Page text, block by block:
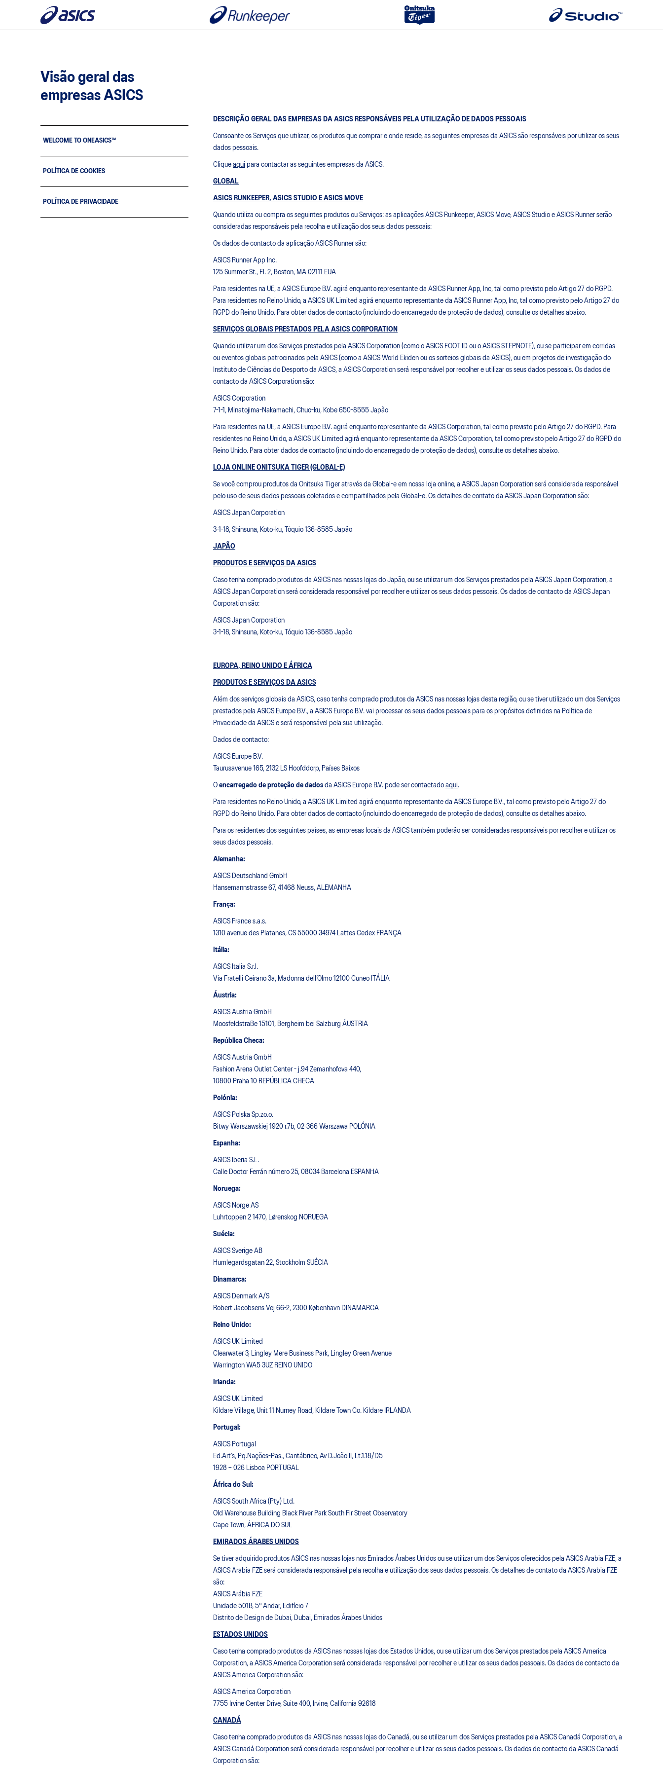
Visão geral das
empresas ASICS
WELCOME TO ONEASICS™
POLÍTICA DE COOKIES
POLÍTICA DE PRIVACIDADE
DESCRIÇÃO GERAL DAS EMPRESAS DA ASICS RESPONSÁVEIS PELA UTILIZAÇÃO DE DADOS PESSOAIS
Consoante os Serviços que utilizar, os produtos que comprar e onde reside, as seguintes empresas da ASICS são responsáveis por utilizar os seus
dados pessoais.
Clique aqui para contactar as seguintes empresas da ASICS.
GLOBAL
ASICS RUNKEEPER, ASICS STUDIO E ASICS MOVE
Quando utiliza ou compra os seguintes produtos ou Serviços: as aplicações ASICS Runkeeper, ASICS Move, ASICS Studio e ASICS Runner serão
consideradas responsáveis pela recolha e utilização dos seus dados pessoais:
Os dados de contacto da aplicação ASICS Runner são:
ASICS Runner App Inc.
125 Summer St., Fl. 2, Boston, MA 02111 EUA
Para residentes na UE, a ASICS Europe B.V. agirá enquanto representante da ASICS Runner App, Inc, tal como previsto pelo Artigo 27 do RGPD.
Para residentes no Reino Unido, a ASICS UK Limited agirá enquanto representante da ASICS Runner App, Inc, tal como previsto pelo Artigo 27 do
RGPD do Reino Unido. Para obter dados de contacto (incluindo do encarregado de proteção de dados), consulte os detalhes abaixo.
SERVIÇOS GLOBAIS PRESTADOS PELA ASICS CORPORATION
Quando utilizar um dos Serviços prestados pela ASICS Corporation (como o ASICS FOOT ID ou o ASICS STEPNOTE), ou se participar em corridas
ou eventos globais patrocinados pela ASICS (como a ASICS World Ekiden ou os sorteios globais da ASICS), ou em projetos de investigação do
Instituto de Ciências do Desporto da ASICS, a ASICS Corporation será responsável por recolher e utilizar os seus dados pessoais. Os dados de
contacto da ASICS Corporation são:
ASICS Corporation
7-1-1, Minatojima-Nakamachi, Chuo-ku, Kobe 650-8555 Japão
Para residentes na UE, a ASICS Europe B.V. agirá enquanto representante da ASICS Corporation, tal como previsto pelo Artigo 27 do RGPD. Para
residentes no Reino Unido, a ASICS UK Limited agirá enquanto representante da ASICS Corporation, tal como previsto pelo Artigo 27 do RGPD do
Reino Unido. Para obter dados de contacto (incluindo do encarregado de proteção de dados), consulte os detalhes abaixo.
LOJA ONLINE ONITSUKA TIGER (GLOBAL-E)
Se você comprou produtos da Onitsuka Tiger através da Global-e em nossa loja online, a ASICS Japan Corporation será considerada responsável
pelo uso de seus dados pessoais coletados e compartilhados pela Global-e. Os detalhes de contato da ASICS Japan Corporation são:
ASICS Japan Corporation
3-1-18, Shinsuna, Koto-ku, Tóquio 136-8585 Japão
JAPÃO
PRODUTOS E SERVIÇOS DA ASICS
Caso tenha comprado produtos da ASICS nas nossas lojas do Japão, ou se utilizar um dos Serviços prestados pela ASICS Japan Corporation, a
ASICS Japan Corporation será considerada responsável por recolher e utilizar os seus dados pessoais. Os dados de contacto da ASICS Japan
Corporation são:
ASICS Japan Corporation
3-1-18, Shinsuna, Koto-ku, Tóquio 136-8585 Japão
EUROPA, REINO UNIDO E ÁFRICA
PRODUTOS E SERVIÇOS DA ASICS
Além dos serviços globais da ASICS, caso tenha comprado produtos da ASICS nas nossas lojas desta região, ou se tiver utilizado um dos Serviços
prestados pela ASICS Europe B.V., a ASICS Europe B.V. vai processar os seus dados pessoais para os propósitos definidos na Política de
Privacidade da ASICS e será responsável pela sua utilização.
Dados de contacto:
ASICS Europe B.V.
Taurusavenue 165, 2132 LS Hoofddorp, Países Baixos
O encarregado de proteção de dados da ASICS Europe B.V. pode ser contactado aqui.
Para residentes no Reino Unido, a ASICS UK Limited agirá enquanto representante da ASICS Europe B.V., tal como previsto pelo Artigo 27 do
RGPD do Reino Unido. Para obter dados de contacto (incluindo do encarregado de proteção de dados), consulte os detalhes abaixo.
Para os residentes dos seguintes países, as empresas locais da ASICS também poderão ser consideradas responsáveis por recolher e utilizar os
seus dados pessoais.
Alemanha:
ASICS Deutschland GmbH
Hansemannstrasse 67, 41468 Neuss, ALEMANHA
França:
ASICS France s.a.s.
1310 avenue des Platanes, CS 55000 34974 Lattes Cedex FRANÇA
Itália:
ASICS Italia S.r.l.
Via Fratelli Ceirano 3a, Madonna dell’Olmo 12100 Cuneo ITÁLIA
Áustria:
ASICS Austria GmbH
MoosfeldstraBe 15101, Bergheim bei Salzburg ÁUSTRIA
República Checa:
ASICS Austria GmbH
Fashion Arena Outlet Center - j.94 Zemanhofova 440,
10800 Praha 10 REPÚBLICA CHECA
Polónia:
ASICS Polska Sp.zo.o.
Bitwy Warszawskiej 1920 r.7b, 02-366 Warszawa POLÓNIA
Espanha:
ASICS Iberia S.L.
Calle Doctor Ferrán número 25, 08034 Barcelona ESPANHA
Noruega:
ASICS Norge AS
Luhrtoppen 2 1470, Lørenskog NORUEGA
Suécia:
ASICS Sverige AB
Humlegardsgatan 22, Stockholm SUÉCIA
Dinamarca:
ASICS Denmark A/S
Robert Jacobsens Vej 66-2, 2300 København DINAMARCA
Reino Unido:
ASICS UK Limited
Clearwater 3, Lingley Mere Business Park, Lingley Green Avenue
Warrington WA5 3UZ REINO UNIDO
Irlanda:
ASICS UK Limited
Kildare Village, Unit 11 Nurney Road, Kildare Town Co. Kildare IRLANDA
Portugal:
ASICS Portugal
Ed.Art’s, Pq.Nações-Pas., Cantábrico, Av D.João II, Lt.1.18/D5
1928 – 026 Lisboa PORTUGAL
África do Sul:
ASICS South Africa (Pty) Ltd.
Old Warehouse Building Black River Park South Fir Street Observatory
Cape Town, ÁFRICA DO SUL
EMIRADOS ÁRABES UNIDOS
Se tiver adquirido produtos ASICS nas nossas lojas nos Emirados Árabes Unidos ou se utilizar um dos Serviços oferecidos pela ASICS Arabia FZE, a
ASICS Arabia FZE será considerada responsável pela recolha e utilização dos seus dados pessoais. Os detalhes de contato da ASICS Arabia FZE
são:
ASICS Arábia FZE
Unidade 501B, 5º Andar, Edifício 7
Distrito de Design de Dubai, Dubai, Emirados Árabes Unidos
ESTADOS UNIDOS
Caso tenha comprado produtos da ASICS nas nossas lojas dos Estados Unidos, ou se utilizar um dos Serviços prestados pela ASICS America
Corporation, a ASICS America Corporation será considerada responsável por recolher e utilizar os seus dados pessoais. Os dados de contacto da
ASICS America Corporation são:
ASICS America Corporation
7755 Irvine Center Drive, Suite 400, Irvine, California 92618
CANADÁ
Caso tenha comprado produtos da ASICS nas nossas lojas do Canadá, ou se utilizar um dos Serviços prestados pela ASICS Canadá Corporation, a
ASICS Canadá Corporation será considerada responsável por recolher e utilizar os seus dados pessoais. Os dados de contacto da ASICS Canadá
Corporation são: